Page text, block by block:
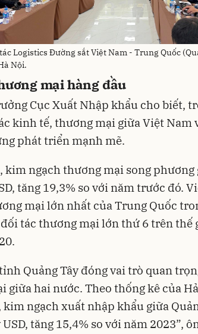
Logistics Đường sắt Việt Nam - Trung Quốc
Nội.
mại hàng đầu
Cục Xuất Nhập khẩu cho biết,
kinh tế, thương mại giữa Việt Nam
phát triển mạnh mẽ.
kim ngạch thương mại song
tăng 19,3% so với năm trước đó.
mại lớn nhất của Trung Quốc
đối tác thương mại lớn thứ 6 trên thế
Quảng Tây đóng vai trò quan
giữa hai nước. Theo thống kê của
kim ngạch xuất nhập khẩu giữa
tăng 15,4% so với năm 2023”,